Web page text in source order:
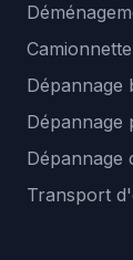
Dépannage
Dépannage
Dépannage
Transport